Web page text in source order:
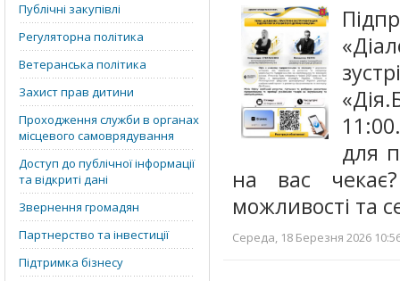
Публічні закупівлі
Регуляторна політика
Ветеранська політика
Захист прав дитини
Проходження служби в органах
місцевого самоврядування
Доступ до публічної інформації
та відкриті дані
Звернення громадян
Партнерство та інвестиції
Підтримка бізнесу
для
на вас
можливості та
Середа, 18 Березня 2026